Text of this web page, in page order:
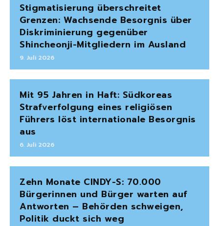
Stigmatisierung überschreitet
Grenzen: Wachsende Besorgnis über
Diskriminierung gegenüber
Shincheonji-Mitgliedern im Ausland
9. Juli 2026
Mit 95 Jahren in Haft: Südkoreas
Strafverfolgung eines religiösen
Führers löst internationale Besorgnis
aus
6. Juli 2026
Zehn Monate CINDY-S: 70.000
Bürgerinnen und Bürger warten auf
Antworten – Behörden schweigen,
Politik duckt sich weg